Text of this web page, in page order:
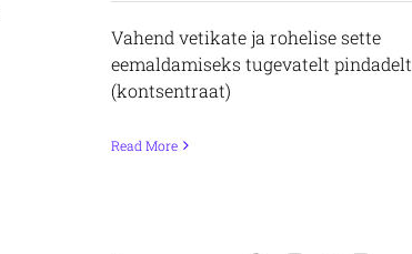
Vahend vetikate ja rohelise sette
eemaldamiseks tugevatelt pindadelt
(kontsentraat)
Read More